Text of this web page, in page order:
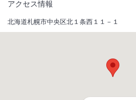
アクセス情報
北海道札幌市中央区北１条西１１－１